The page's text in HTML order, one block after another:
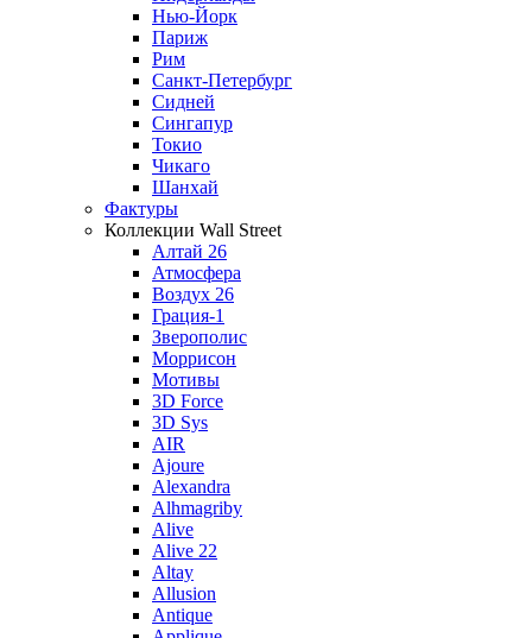
Нью-Йорк
Париж
Рим
Санкт-Петербург
Сидней
Сингапур
Токио
Чикаго
Шанхай
Фактуры
Коллекции Wall Street
Алтай 26
Атмосфера
Воздух 26
Грация-1
Зверополис
Моррисон
Мотивы
3D Force
3D Sys
AIR
Ajoure
Alexandra
Alhmagriby
Alive
Alive 22
Altay
Allusion
Antique